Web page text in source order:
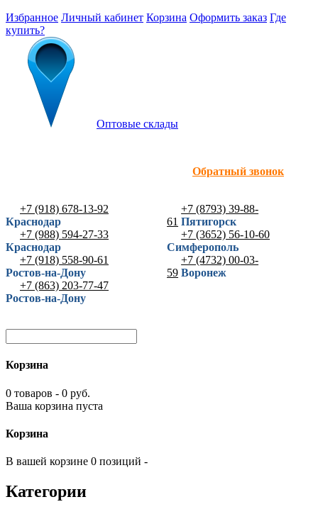
Избранное Личный кабинет Корзина Оформить заказ Где
купить?
Оптовые склады
Обратный звонок
+7 (918) 678-13-92
Краснодар
+7 (988) 594-27-33
Краснодар
+7 (918) 558-90-61
Ростов-на-Дону
+7 (863) 203-77-47
Ростов-на-Дону
+7 (8793) 39-88-
61 Пятигорск
+7 (3652) 56-10-60
Симферополь
+7 (4732) 00-03-
59 Воронеж
Корзина
0 товаров - 0 руб.
Ваша корзина пуста
Корзина
В вашей корзине 0 позиций -
Категории